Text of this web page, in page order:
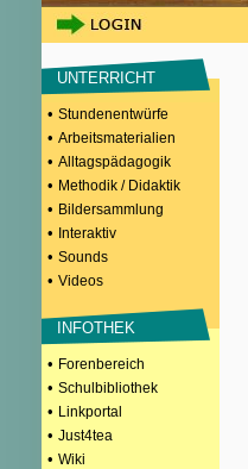
UNTERRICHT
• Stundenentwürfe
• Arbeitsmaterialien
• Alltagspädagogik
• Methodik / Didaktik
• Bildersammlung
• Interaktiv
• Sounds
• Videos
INFOTHEK
• Forenbereich
• Schulbibliothek
• Linkportal
• Just4tea
• Wiki